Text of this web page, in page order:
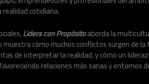
cotidiana.
Lidera con Propósitoaborda la
cómo muchos conflictos surgen de
de interpretar la realidad, y cómo un
relaciones más sanas y entornos